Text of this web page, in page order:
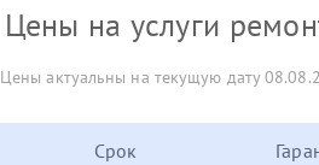
Цены на услуги
Цены актуальны на текущую дату
Срок